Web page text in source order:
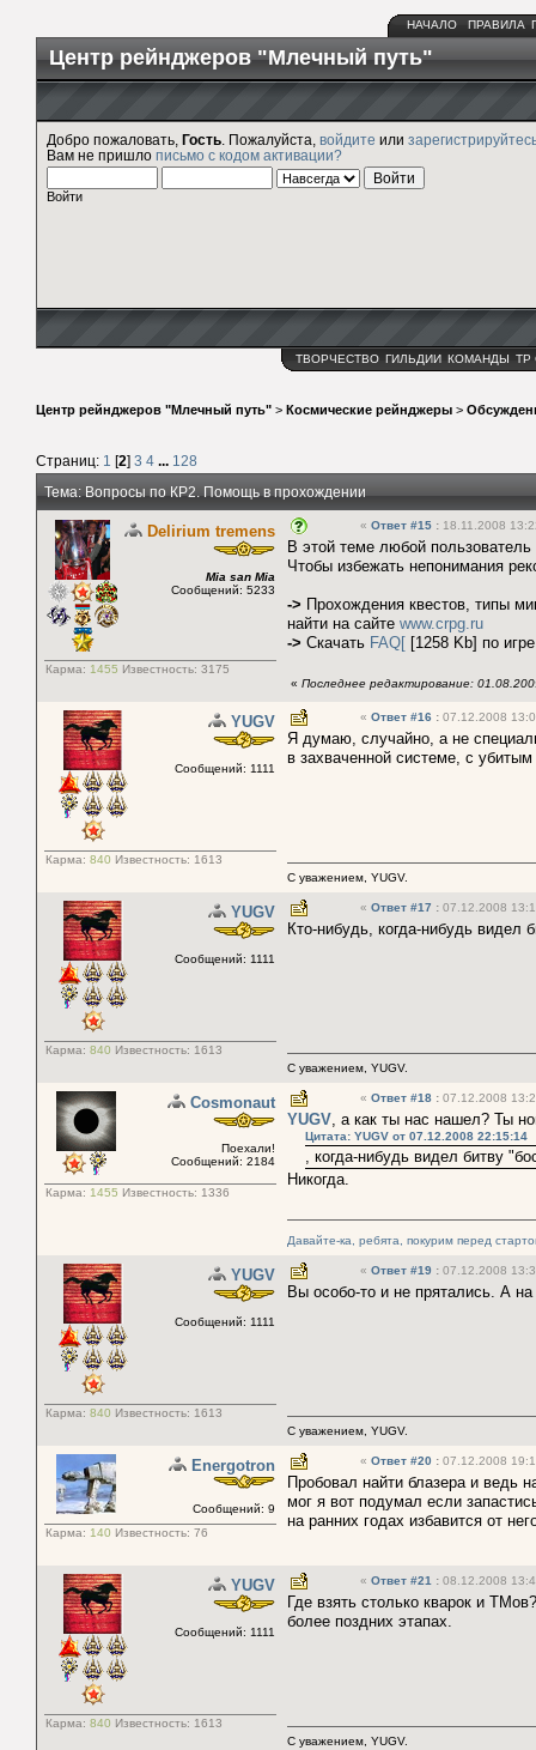
НАЧАЛО ПРАВИЛА
Центр рейнджеров "Млечный путь"
Добро пожаловать, Гость . Пожалуйста, войдите или
Вам не пришло письмо с кодом активации?
Войти
ТВОРЧЕСТВО ГИЛЬДИИ КОМАНДЫ ТР
Центр рейнджеров "Млечный путь" > Космические рейнджеры >
Страниц: 1 [2] 3 4 ... 128
Тема: Вопросы по КР2. Помощь в прохождении
Delirium tremens
Mia san Mia
Сообщений: 5233
Карма: 1455 Известность: 3175
« Ответ #15 : 18.11.2008
В этой теме любой
Чтобы избежать непонимания
-> Прохождения квестов, типы
найти на сайте www.crpg.ru
-> Скачать FAQ[ [1258 Kb] по
« Последнее редактирование:
YUGV
Сообщений: 1111
Карма: 840 Известность: 1613
« Ответ #16 : 07.12.2008
Я думаю, случайно, а не
в захваченной системе, с
С уважением, YUGV.
YUGV
Сообщений: 1111
Карма: 840 Известность: 1613
« Ответ #17 : 07.12.2008
Кто-нибудь, когда-нибудь видел
С уважением, YUGV.
Cosmonaut
Поехали!
Сообщений: 2184
Карма: 1455 Известность: 1336
« Ответ #18 : 07.12.2008
YUGV, а как ты нас нашел? Ты
Цитата: YUGV от 07.12.2008 22:15:14
, когда-нибудь видел битву
Никогда.
Давайте-ка, ребята, покурим перед
YUGV
Сообщений: 1111
Карма: 840 Известность: 1613
« Ответ #19 : 07.12.2008
Вы особо-то и не прятались. А
С уважением, YUGV.
Energotron
Сообщений: 9
Карма: 140 Известность: 76
« Ответ #20 : 07.12.2008
Пробовал найти блазера и ведь
мог я вот подумал если
на ранних годах избавится от
YUGV
Сообщений: 1111
Карма: 840 Известность: 1613
« Ответ #21 : 08.12.2008
Где взять столько кварок и
более поздних этапах.
С уважением, YUGV.